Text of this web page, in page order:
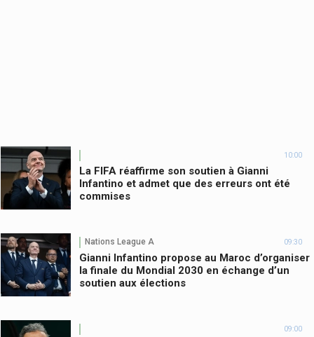
10:00
La FIFA réaffirme son soutien à Gianni
Infantino et admet que des erreurs ont été
commises
Nations League A 09:30
Gianni Infantino propose au Maroc d’organiser
la finale du Mondial 2030 en échange d’un
soutien aux élections
09:00